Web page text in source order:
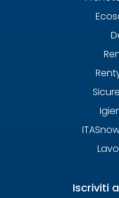
Iscriviti